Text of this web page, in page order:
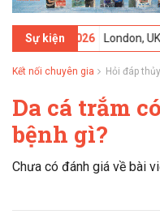
Sự kiện
02-2026 London, UK - Hội
Kết nối chuyên gia Hỏi đáp
Da cá trắm
bệnh gì?
Chưa có đánh giá về bài